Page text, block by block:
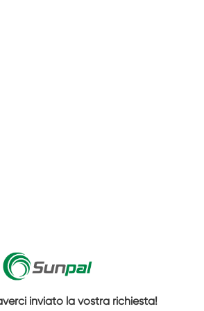
inviato la vostra richiesta!